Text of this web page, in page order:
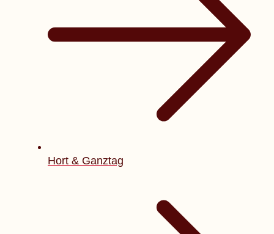
Hort & Ganztag